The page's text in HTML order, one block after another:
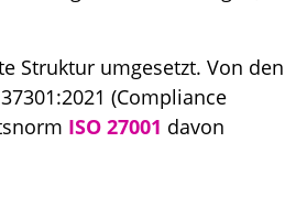
Struktur umgesetzt. Von den
(Compliance
ISO 27001 davon